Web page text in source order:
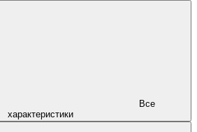
характеристики